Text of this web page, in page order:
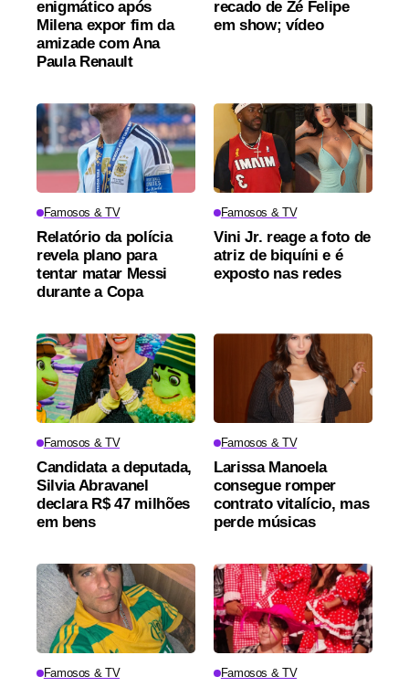
enigmático após
Milena expor fim da
amizade com Ana
Paula Renault
recado de Zé Felipe
em show; vídeo
Famosos & TV
Relatório da polícia
revela plano para
tentar matar Messi
durante a Copa
Famosos & TV
Vini Jr. reage a foto de
atriz de biquíni e é
exposto nas redes
Famosos & TV
Candidata a deputada,
Silvia Abravanel
declara R$ 47 milhões
em bens
Famosos & TV
Larissa Manoela
consegue romper
contrato vitalício, mas
perde músicas
Famosos & TV Famosos & TV